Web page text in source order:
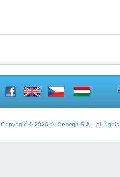
Copyright © 2026 by Cenega S.A.- all rights